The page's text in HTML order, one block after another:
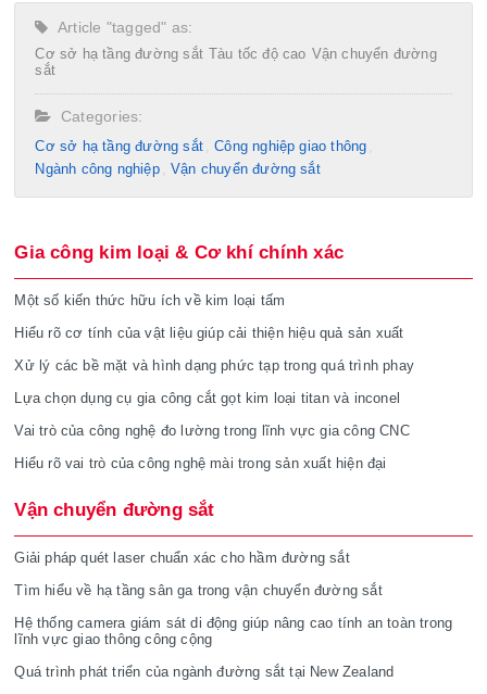
Article "tagged" as:
Cơ sở hạ tầng đường sắt Tàu tốc độ cao Vận chuyển đường
sắt
Categories:
Cơ sở hạ tầng đường sắt
Công nghiệp giao thông
Ngành công nghiệp
Vận chuyển đường sắt
Gia công kim loại & Cơ khí chính xác
Một số kiến thức hữu ích về kim loại tấm
Hiểu rõ cơ tính của vật liệu giúp cải thiện hiệu quả sản xuất
Xử lý các bề mặt và hình dạng phức tạp trong quá trình phay
Lựa chọn dụng cụ gia công cắt gọt kim loại titan và inconel
Vai trò của công nghệ đo lường trong lĩnh vực gia công CNC
Hiểu rõ vai trò của công nghệ mài trong sản xuất hiện đại
Vận chuyển đường sắt
Giải pháp quét laser chuẩn xác cho hầm đường sắt
Tìm hiểu về hạ tầng sân ga trong vận chuyển đường sắt
Hệ thống camera giám sát di động giúp nâng cao tính an toàn trong
lĩnh vực giao thông công cộng
Quá trình phát triển của ngành đường sắt tại New Zealand